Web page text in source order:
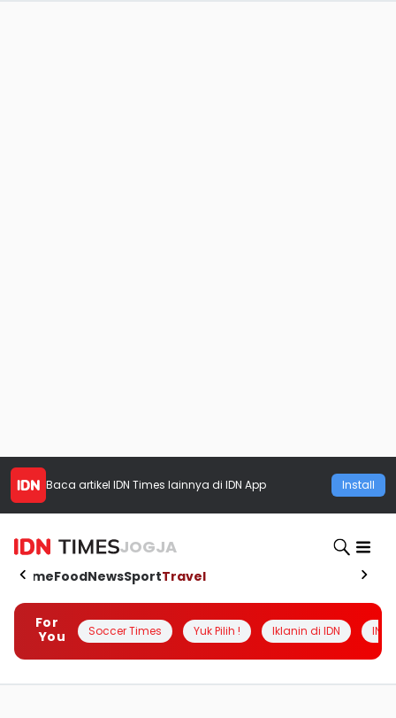
Baca artikel IDN Times lainnya di IDN App Install
JOGJA
HomeFoodNewsSportTravel
For
You
Soccer Times Yuk Pilih ! Iklanin di IDN